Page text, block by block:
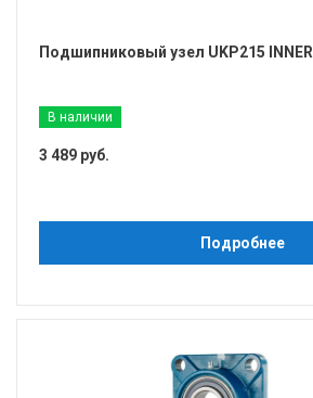
Подшипниковый узел UKP215 INNER
В наличии
3 489 руб.
Подробнее